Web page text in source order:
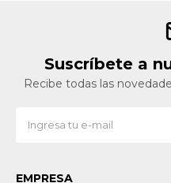
Suscríbete a
Recibe todas las
EMPRESA